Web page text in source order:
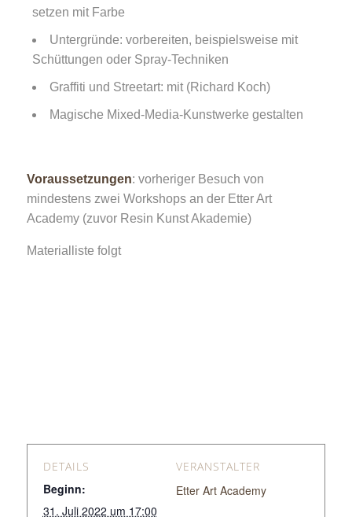
setzen mit Farbe
Untergründe: vorbereiten, beispielsweise mit
Schüttungen oder Spray-Techniken
Graffiti und Streetart: mit (Richard Koch)
Magische Mixed-Media-Kunstwerke gestalten
Voraussetzungen: vorheriger Besuch von
mindestens zwei Workshops an der Etter Art
Academy (zuvor Resin Kunst Akademie)
Materialliste folgt
DETAILS
Beginn:
31. Juli 2022 um 17:00
VERANSTALTER
Etter Art Academy